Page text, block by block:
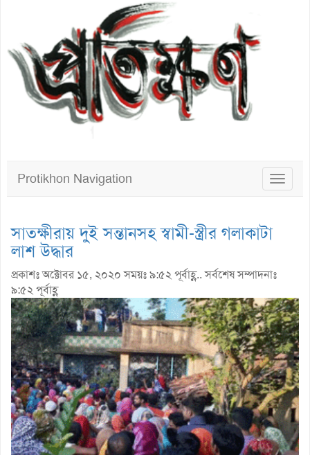
Toggle
Protikhon Navigation
সাতক্ষীরায় দুই সন্তানসহ স্বামী-স্ত্রীর গলাকাটা
লাশ উদ্ধার
প্রকাশঃ অক্টোবর ১৫, ২০২০ সময়ঃ ৯:৫২ পূর্বাহ্ণ.. সর্বশেষ সম্পাদনাঃ
৯:৫২ পূর্বাহ্ণ